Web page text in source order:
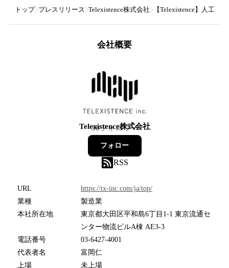
トップ プレスリリース Telexistence株式会社 【Telexistence】人工知
会社概要
Telexistence株式会社
30フォロワー
フォロー
RSS
URL
https://tx-inc.com/ja/top/
業種
製造業
本社所在地
東京都大田区平和島6丁目1-1 東京流通セ
ンター物流ビルA棟 AE3-3
電話番号
03-6427-4001
代表者名
富岡仁
上場
未上場